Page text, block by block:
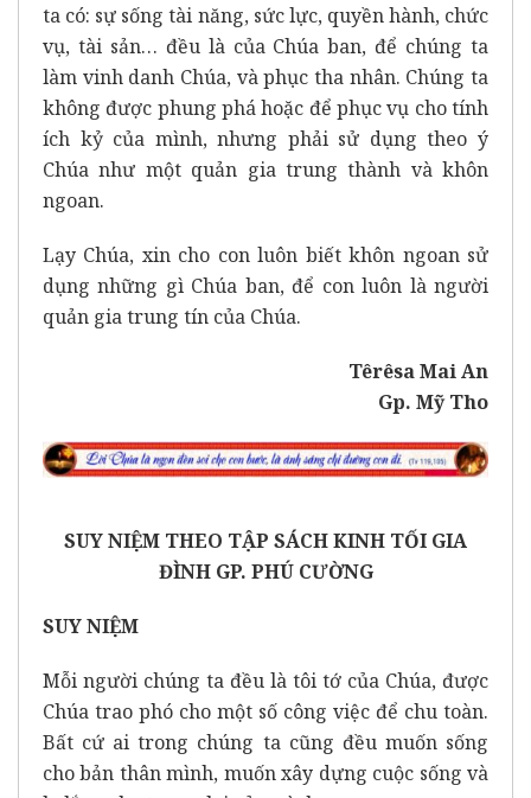
ta có: sự sống tài năng, sức lực, quyền hành, chức
vụ, tài sản… đều là của Chúa ban, để chúng ta
làm vinh danh Chúa, và phục tha nhân. Chúng ta
không được phung phá hoặc để phục vụ cho tính
ích kỷ của mình, nhưng phải sử dụng theo ý
Chúa như một quản gia trung thành và khôn
ngoan.
Lạy Chúa, xin cho con luôn biết khôn ngoan sử
dụng những gì Chúa ban, để con luôn là người
quản gia trung tín của Chúa.
Têrêsa Mai An
Gp. Mỹ Tho
SUY NIỆM THEO TẬP SÁCH KINH TỐI GIA
ĐÌNH GP. PHÚ CƯỜNG
SUY NIỆM
Mỗi người chúng ta đều là tôi tớ của Chúa, được
Chúa trao phó cho một số công việc để chu toàn.
Bất cứ ai trong chúng ta cũng đều muốn sống
cho bản thân mình, muốn xây dựng cuộc sống và